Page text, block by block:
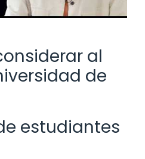
al
de
estudiantes